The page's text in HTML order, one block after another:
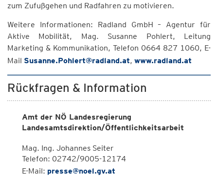
zum Zufußgehen und Radfahren zu motivieren.
Weitere Informationen: Radland GmbH – Agentur für
Aktive Mobilität, Mag. Susanne Pohlert, Leitung
Marketing & Kommunikation, Telefon 0664 827 1060, E-
Mail Susanne.Pohlert@radland.at, www.radland.at
Rückfragen & Information
Amt der NÖ Landesregierung
Landesamtsdirektion/Öffentlichkeitsarbeit
Mag. Ing. Johannes Seiter
Telefon: 02742/9005-12174
E-Mail: presse@noel.gv.at